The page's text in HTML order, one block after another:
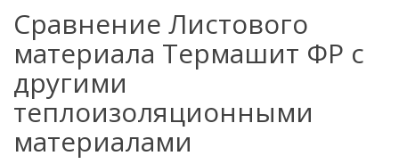
Сравнение Листового
материала Термашит ФР с
другими
теплоизоляционными
материалами